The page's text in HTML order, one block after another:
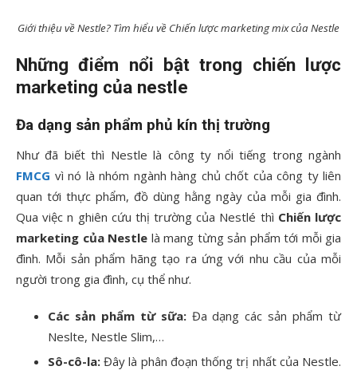
Giới thiệu về Nestle? Tìm hiểu về Chiến lược marketing mix của Nestle
Những điểm nổi bật trong chiến lược
marketing của nestle
Đa dạng sản phẩm phủ kín thị trường
Như đã biết thì Nestle là công ty nổi tiếng trong ngành
FMCG vì nó là nhóm ngành hàng chủ chốt của công ty liên
quan tới thực phẩm, đồ dùng hằng ngày của mỗi gia đình.
Qua việc n ghiên cứu thị trường của Nestlé thì Chiến lược
marketing của Nestle là mang từng sản phẩm tới mỗi gia
đình. Mỗi sản phẩm hãng tạo ra ứng với nhu cầu của mỗi
người trong gia đình, cụ thể như.
Các sản phẩm từ sữa:Đa dạng các sản phẩm từ
Neslte, Nestle Slim,…
Sô-cô-la: Đây là phân đoạn thống trị nhất của Nestle.